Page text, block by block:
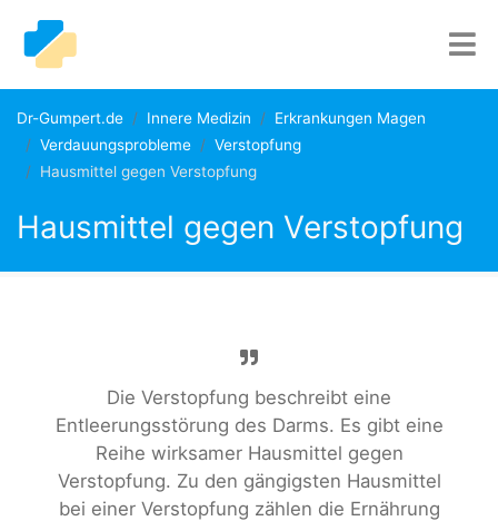
Dr-Gumpert.de Innere Medizin
Erkrankungen Magen
Verdauungsprobleme
Verstopfung
Hausmittel gegen Verstopfung
Hausmittel gegen Verstopfung
Die Verstopfung beschreibt eine
Entleerungsstörung des Darms. Es gibt eine
Reihe wirksamer Hausmittel gegen
Verstopfung. Zu den gängigsten Hausmittel
bei einer Verstopfung zählen die Ernährung